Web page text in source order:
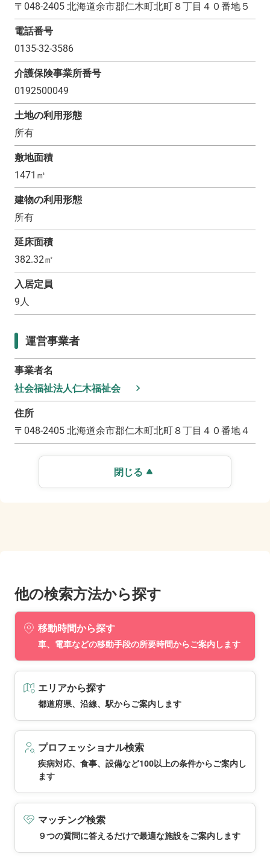
〒 048-2405 北海道余市郡仁木町北町８丁目４０番地５
電話番号
0135-32-3586
介護保険事業所番号
0192500049
土地の利用形態
所有
敷地面積
1471 ㎡
建物の利用形態
所有
延床面積
382.32㎡
入居定員
9人
運営事業者
事業者名
社会福祉法人仁木福祉会
住所
〒 048-2405 北海道余市郡仁木町北町８丁目４０番地４
閉じる
他の検索方法から探す
移動時間から探す
車、電車などの移動手段の所要時間からご案内します
エリアから探す
都道府県、沿線、駅からご案内します
プロフェッショナル検索
疾病対応、食事、設備など100以上の条件からご案内し
ます
マッチング検索
９つの質問に答えるだけで最適な施設をご案内します